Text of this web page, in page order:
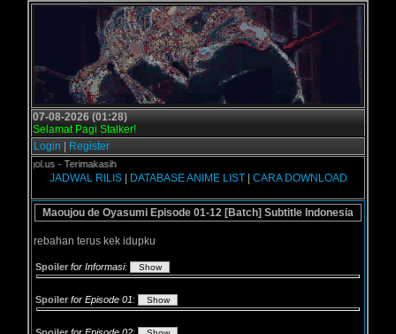
07-08-2026 (01:28)
Selamat Pagi Stalker!
Login
Register
- Terimakasih
JADWAL RILIS| DATABASE ANIME LIST| CARA DOWNLOAD
Maoujou de Oyasumi Episode 01-12 [Batch] Subtitle Indonesia
rebahan terus kek idupku
Spoiler for Informasi:
Spoiler for Episode 01: